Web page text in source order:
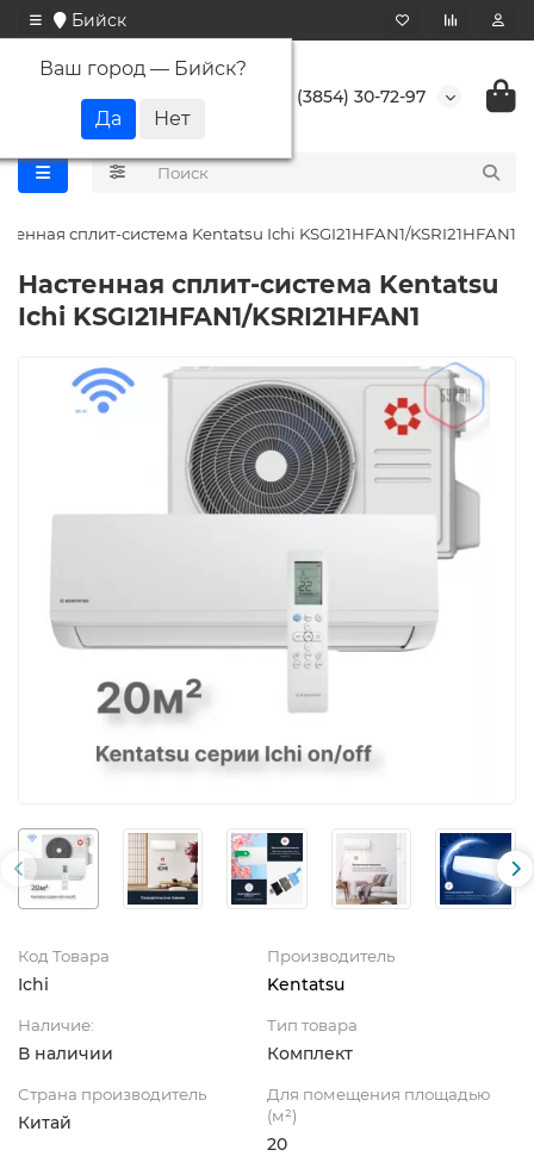
Бийск
Ваш город — Бийск?
+7 (3854) 30-72-97
сплит-система Kentatsu Ichi KSGI21HFAN1/KSRI21HFAN1
Настенная сплит-система Kentatsu
Ichi KSGI21HFAN1/KSRI21HFAN1
Код Товара
Ichi
Производитель
Kentatsu
Наличие:
В наличии
Тип товара
Комплект
Страна производитель
Китай
Для помещения площадью
(м²)
20